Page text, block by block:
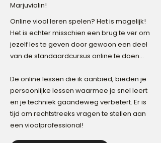
Marjuviolin!
Online viool leren spelen? Het is mogelijk!
Het is echter misschien een brug te ver om
jezelf les te geven door gewoon een deel
van de standaardcursus online te doen...
De online lessen die ik aanbied, bieden je
persoonlijke lessen waarmee je snel leert
en je techniek gaandeweg verbetert. Er is
tijd om rechtstreeks vragen te stellen aan
een vioolprofessional!